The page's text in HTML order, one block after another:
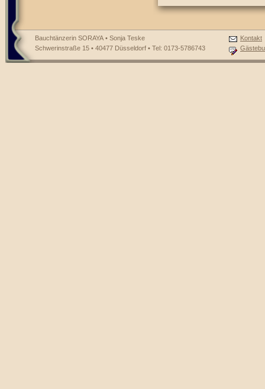
Bauchtänzerin SORAYA • Sonja Teske
Schwerinstraße 15 • 40477 Düsseldorf • Tel: 0173-5786743
Kontakt